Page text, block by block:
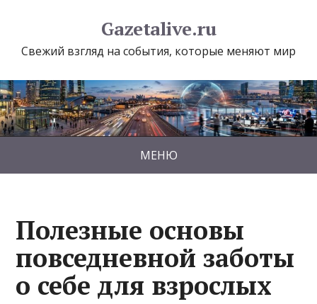
Gazetalive.ru
Свежий взгляд на события, которые меняют мир
МЕНЮ
Полезные основы
повседневной заботы
о себе для взрослых